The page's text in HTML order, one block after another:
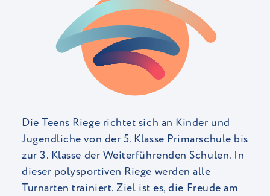
Die Teens Riege richtet sich an Kinder und
Jugendliche von der 5. Klasse Primarschule bis
zur 3. Klasse der Weiterführenden Schulen. In
dieser polysportiven Riege werden alle
Turnarten trainiert. Ziel ist es, die Freude am